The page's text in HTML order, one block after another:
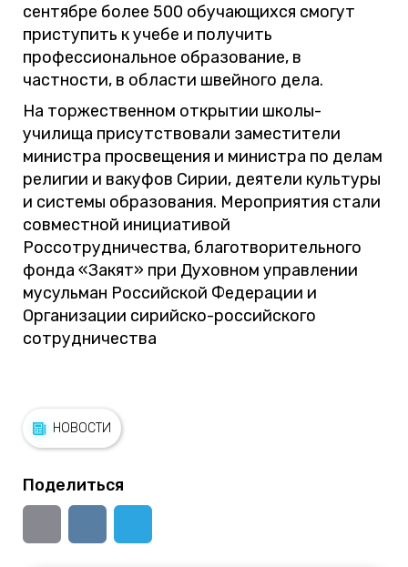
сентябре более 500 обучающихся смогут
приступить к учебе и получить
профессиональное образование, в
частности, в области швейного дела.
На торжественном открытии школы-
училища присутствовали заместители
министра просвещения и министра по делам
религии и вакуфов Сирии, деятели культуры
и системы образования. Мероприятия стали
совместной инициативой
Россотрудничества, благотворительного
фонда «Закят» при Духовном управлении
мусульман Российской Федерации и
Организации сирийско-российского
сотрудничества
НОВОСТИ
Поделиться